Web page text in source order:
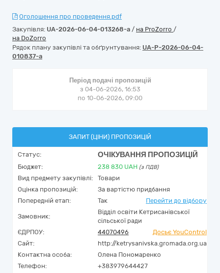
Оголошення про проведення.pdf
Закупівля: UA-2026-06-04-013268-a / на ProZorro /
на DoZorro
Рядок плану закупівлі та обґрунтування: UA-P-2026-06-04-
010837-a
Період подачі пропозицій
з 04-06-2026, 16:53
по 10-06-2026, 09:00
ЗАПИТ (ЦІНИ) ПРОПОЗИЦІЙ
Статус: ОЧІКУВАННЯ ПРОПОЗИЦІЙ
Бюджет: 238 830 UAH (з ПДВ)
Вид предмету закупівлі:
Товари
Оцінка пропозицій:
За вартістю придбання
Попередній етап:
Так Перейти до відбору
Замовник:
Відділ освіти Кетрисанівської
сільської ради
ЄДРПОУ:
44070496
Досьє YouControl
Сайт:
http://ketrysanivska.gromada.org.ua
Контактна особа:
Олена Пономаренко
Телефон:
+383979644427